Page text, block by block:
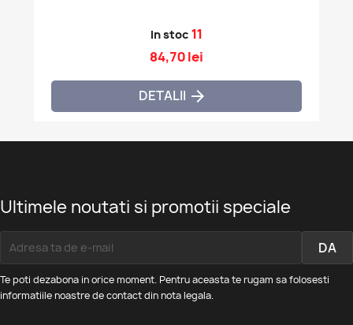
In stoc 11
84,70 lei
DETALII 
Ultimele noutati si promotii speciale
Te poti dezabona in orice moment. Pentru aceasta te rugam sa folosesti
informatiile noastre de contact din nota legala.